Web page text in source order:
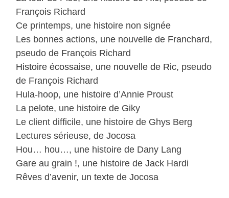
François Richard
Ce printemps, une histoire non signée
Les bonnes actions, une nouvelle de Franchard,
pseudo de François Richard
Histoire écossaise, une nouvelle de Ric, pseudo
de François Richard
Hula-hoop, une histoire d’Annie Proust
La pelote, une histoire de Giky
Le client difficile, une histoire de Ghys Berg
Lectures sérieuse, de Jocosa
Hou… hou…, une histoire de Dany Lang
Gare au grain !, une histoire de Jack Hardi
Rêves d’avenir, un texte de Jocosa